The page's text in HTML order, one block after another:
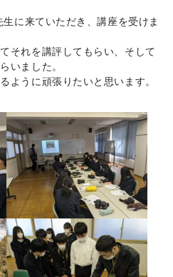
に来ていただき、講座を受けま
それを講評してもらい、そして
いました。
ように頑張りたいと思います。